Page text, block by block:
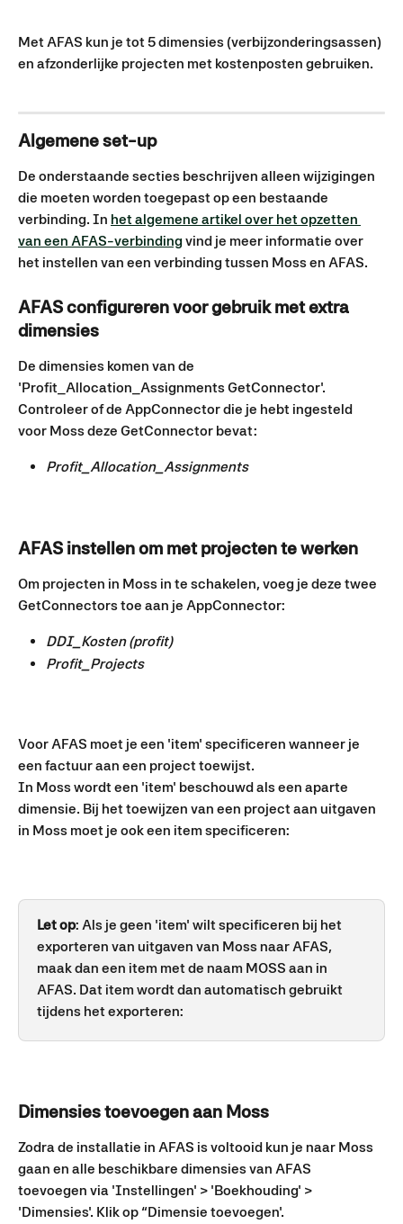
Met AFAS kun je tot 5 dimensies (verbijzonderingsassen)
en afzonderlijke projecten met kostenposten gebruiken.
Algemene set-up
De onderstaande secties beschrijven alleen wijzigingen
die moeten worden toegepast op een bestaande
verbinding. In het algemene artikel over het opzetten
van een AFAS-verbinding vind je meer informatie over
het instellen van een verbinding tussen Moss en AFAS.
AFAS configureren voor gebruik met extra
dimensies
De dimensies komen van de
'Profit_Allocation_Assignments GetConnector'.
Controleer of de AppConnector die je hebt ingesteld
voor Moss deze GetConnector bevat:
Profit_Allocation_Assignments
AFAS instellen om met projecten te werken
Om projecten in Moss in te schakelen, voeg je deze twee
GetConnectors toe aan je AppConnector:
DDI_Kosten (profit)
Profit_Projects
Voor AFAS moet je een 'item' specificeren wanneer je
een factuur aan een project toewijst.
In Moss wordt een 'item' beschouwd als een aparte
dimensie. Bij het toewijzen van een project aan uitgaven
in Moss moet je ook een item specificeren:
Let op: Als je geen 'item' wilt specificeren bij het
exporteren van uitgaven van Moss naar AFAS,
maak dan een item met de naam MOSS aan in
AFAS. Dat item wordt dan automatisch gebruikt
tijdens het exporteren:
Dimensies toevoegen aan Moss
Zodra de installatie in AFAS is voltooid kun je naar Moss
gaan en alle beschikbare dimensies van AFAS
toevoegen via 'Instellingen' > 'Boekhouding' >
'Dimensies'. Klik op “Dimensie toevoegen'.